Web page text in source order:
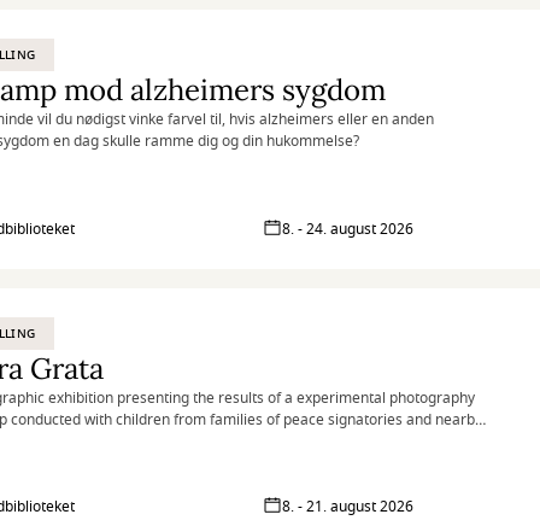
fortælling og efterlader samtidig mindre uperfektheder, der fungerer
og sprækker af lys.
mod alzheimers sygdom
vil du nødigst vinke farvel til, hvis alzheimers eller en anden
en dag skulle ramme dig og din hukommelse?
8. - 24. august 2026
Grata
exhibition presenting the results of a experimental photography
conducted with children from families of peace signatories and nearby
8. - 21. august 2026